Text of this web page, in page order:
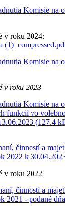
Komisie na
v roku 2024:
Komisie na
v roku 2023
Komisie na
funkcií vo
(127.4
činností a
2022 k
v roku 2022
činností a
2021 - podané